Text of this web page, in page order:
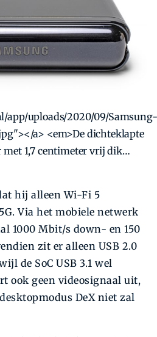
uploads/2020/09/Samsung-
a> <em>De dichteklapte
met 1,7 centimeter vrij dik…
hij alleen Wi-Fi 5
Via het mobiele netwerk
1000 Mbit/s down- en 150
zit er alleen USB 2.0
de SoC USB 3.1 wel
ook geen videosignaal uit,
DeX niet zal